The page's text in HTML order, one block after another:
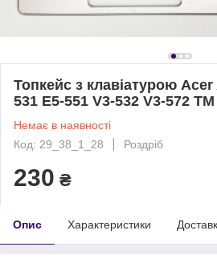
Топкейс з клавіатурою
531 E5-551 V3-532 V3-572
Немає в наявності
Код: 29_38_1_28
Роздріб
230 ₴
Опис Характеристики